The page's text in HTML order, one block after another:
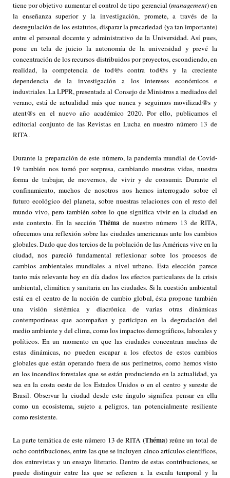
tiene por objetivo aumentar el control de tipo gerencial (management) en
la enseñanza superior y la investigación, promete, a través de la
desregulación de los estatutos, disparar la precariedad (ya tan importante)
entre el personal docente y administrativo de la Universidad. Así pues,
pone en tela de juicio la autonomía de la universidad y prevé la
concentración de los recursos distribuidos por proyectos, escondiendo, en
realidad, la competencia de tod@s contra tod@s y la creciente
dependencia de la investigación a los intereses económicos e
industriales. La LPPR, presentada al Consejo de Ministros a mediados del
verano, está de actualidad más que nunca y seguimosmovilizad@s y
atent@s en el nuevo año académico 2020. Por ello, publicamos el
editorial conjunto de las Revistas en Lucha en nuestro número 13 de
RITA.
Durante la preparación de este número, la pandemia mundial de Covid-
19 también nos tomó por sorpresa, cambiando nuestras vidas, nuestra
forma de trabajar, de movernos, de vivir y de consumir. Durante el
confinamiento, muchos de nosotros nos hemos interrogado sobre el
futuro ecológico del planeta, sobre nuestras relaciones con el resto del
mundo vivo, pero también sobre lo que significa vivir en la ciudad en
este contexto. En la sección Théma de nuestro número 13 de RITA,
ofrecemos una reflexión sobre las ciudades americanas ante los cambios
globales. Dado que dos tercios de la población de las Américas vive en la
ciudad, nos pareció fundamental reflexionar sobre los procesos de
cambios ambientales mundiales a nivel urbano. Esta elección parece
tanto más relevante hoy en día dados los efectos particulares de la crisis
ambiental, climática y sanitaria en las ciudades. Si la cuestión ambiental
está en el centro de la noción de cambio global, ésta propone también
una visión sistémica y diacrónica de varias otras dinámicas
contemporáneas que acompañan y participan en la degradación del
medio ambiente y del clima, como los impactos demográficos, laborales y
políticos. En un momento en que las ciudades concentran muchas de
estas dinámicas, no pueden escapar a los efectos de estos cambios
globales que están operando fuera de sus perímetros, como hemos visto
en los incendios forestales que se están produciendo en la actualidad, ya
sea en la costa oeste de los Estados Unidos o en el centro y sureste de
Brasil. Observar la ciudad desde este ángulo significa pensar en ella
como un ecosistema, sujeto a peligros, tan potencialmente resiliente
como resistente.
La parte temática de este número 13 de RITA (Théma) reúne un total de
ocho contribuciones, entre las que se incluyen cinco artículos científicos,
dos entrevistas y un ensayo literario. Dentro de estas contribuciones, se
puede distinguir entre las que se refieren a la escala temporal y la